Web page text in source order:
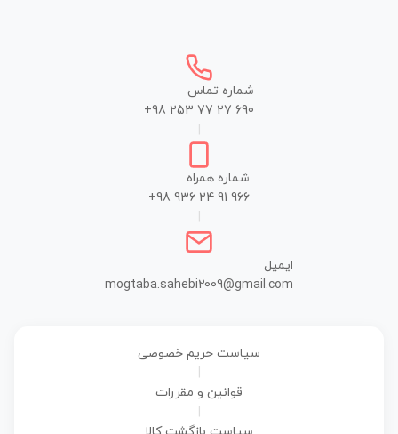
شماره تماس
+98 253 77 27 690
شماره همراه
+98 936 24 91 966
ایمیل
mogtaba.sahebi2009@gmail.com
سیاست حریم خصوصی
قوانین و مقررات